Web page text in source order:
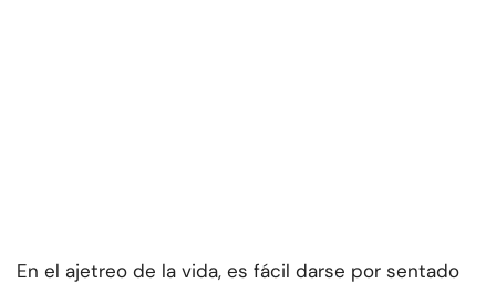
En el ajetreo de la vida, es fácil darse por sentado